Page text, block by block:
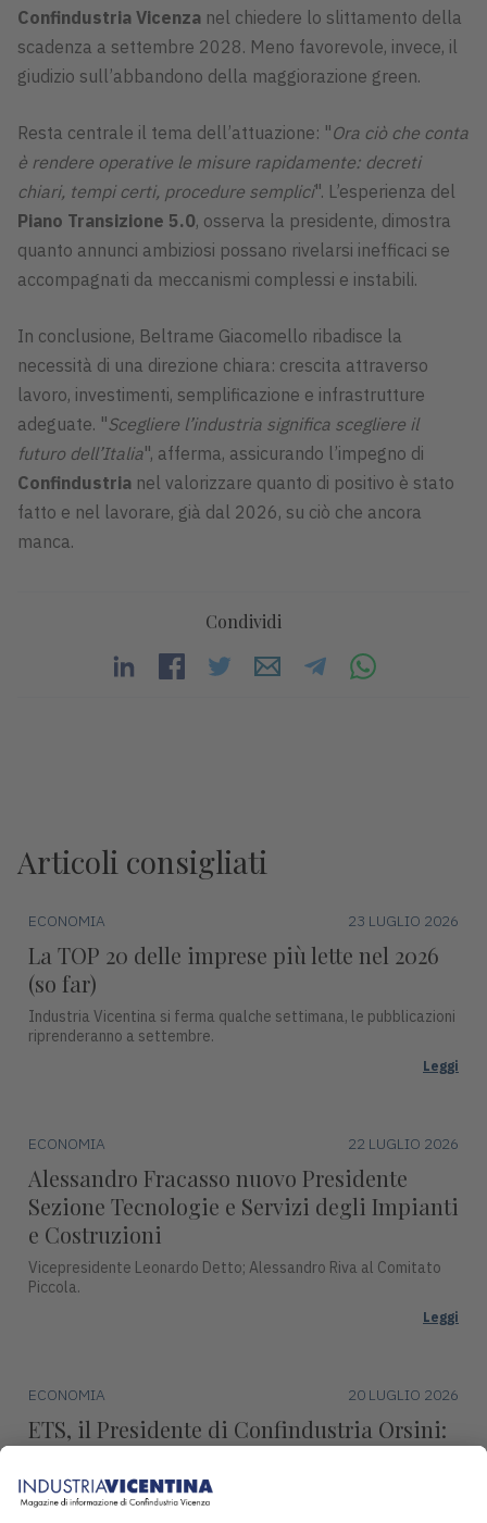
Confindustria Vicenza nel chiedere lo slittamento della
scadenza a settembre 2028. Meno favorevole, invece, il
giudizio sull’abbandono della maggiorazione green.
Resta centrale il tema dell’attuazione: "Ora ciò che conta
è rendere operative le misure rapidamente: decreti
chiari, tempi certi, procedure semplici". L’esperienza del
Piano Transizione 5.0, osserva la presidente, dimostra
quanto annunci ambiziosi possano rivelarsi inefficaci se
accompagnati da meccanismi complessi e instabili.
In conclusione, Beltrame Giacomello ribadisce la
necessità di una direzione chiara: crescita attraverso
lavoro, investimenti, semplificazione e infrastrutture
adeguate. "Scegliere l’industria significa scegliere il
futuro dell’Italia", afferma, assicurando l’impegno di
Confindustria nel valorizzare quanto di positivo è stato
fatto e nel lavorare, già dal 2026, su ciò che ancora
manca.
Condividi
Articoli consigliati
ECONOMIA 23 LUGLIO 2026
La TOP 20 delle imprese più lette nel 2026
(so far)
Industria Vicentina si ferma qualche settimana, le pubblicazioni
riprenderanno a settembre.
Leggi
ECONOMIA 22 LUGLIO 2026
Alessandro Fracasso nuovo Presidente
Sezione Tecnologie e Servizi degli Impianti
e Costruzioni
Vicepresidente Leonardo Detto; Alessandro Riva al Comitato
Piccola.
Leggi
ECONOMIA 20 LUGLIO 2026
ETS, il Presidente di Confindustria Orsini:
europea"